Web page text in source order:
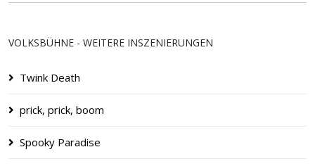
VOLKSBÜHNE - WEITERE INSZENIERUNGEN
Twink Death
prick, prick, boom
Spooky Paradise